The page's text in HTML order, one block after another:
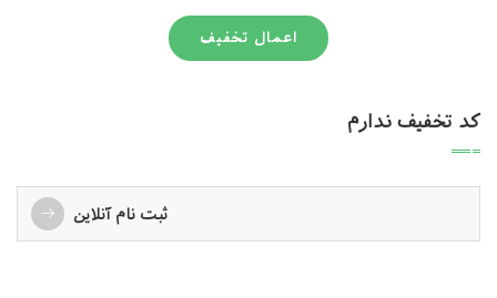
اعمال تخفیف
کد تخفیف ندارم
ثبت نام آنلاین